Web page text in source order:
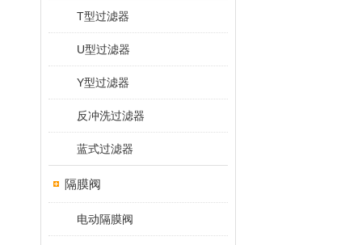
T型过滤器
U型过滤器
Y型过滤器
反冲洗过滤器
蓝式过滤器
隔膜阀
电动隔膜阀